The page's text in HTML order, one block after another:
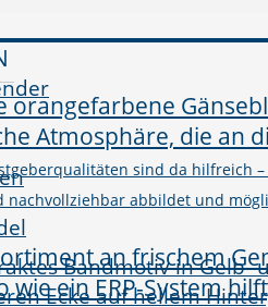
sind da hilfreich
nachvollziehbar abbildet und